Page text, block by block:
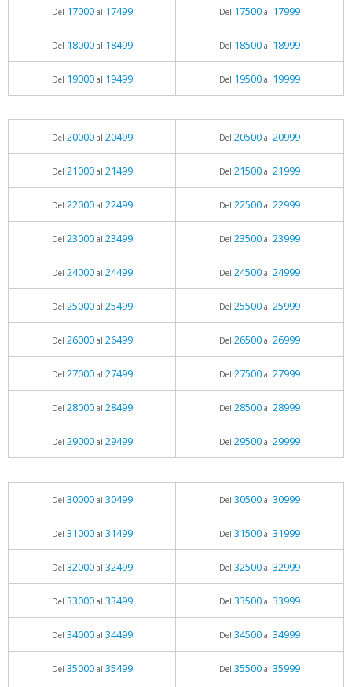
Del 17000al 17499 Del 17500al 17999
Del 18000al 18499 Del 18500al 18999
Del 19000al 19499 Del 19500al 19999
Del 20000al 20499 Del 20500al 20999
Del 21000al 21499 Del 21500al 21999
Del 22000al 22499 Del 22500al 22999
Del 23000al 23499 Del 23500al 23999
Del 24000al 24499 Del 24500al 24999
Del 25000al 25499 Del 25500al 25999
Del 26000al 26499 Del 26500al 26999
Del 27000al 27499 Del 27500al 27999
Del 28000al 28499 Del 28500al 28999
Del 29000al 29499 Del 29500al 29999
Del 30000al 30499 Del 30500al 30999
Del 31000al 31499 Del 31500al 31999
Del 32000al 32499 Del 32500al 32999
Del 33000al 33499 Del 33500al 33999
Del 34000al 34499 Del 34500al 34999
Del 35000al 35499 Del 35500al 35999